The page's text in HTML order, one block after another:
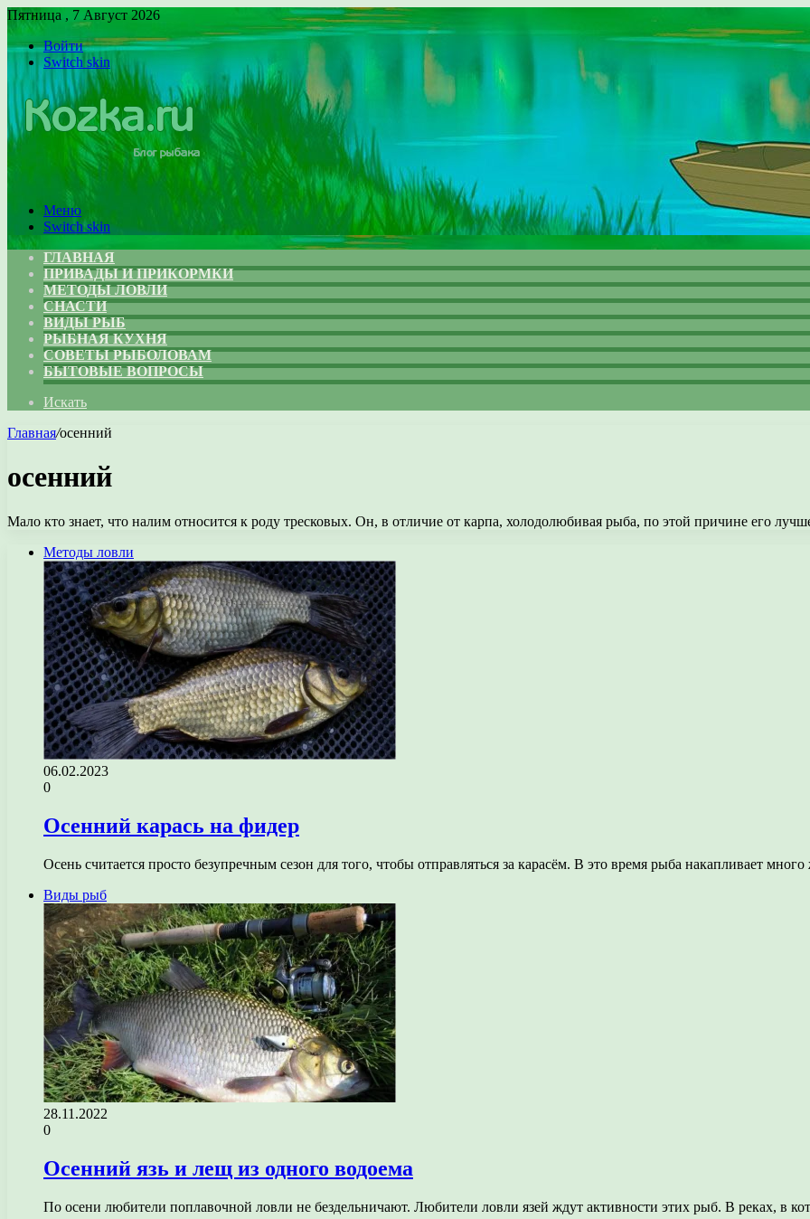
Пятница , 7 Август 2026
Войти
Switch skin
Меню
Switch skin
ГЛАВНАЯ
ПРИВАДЫ И ПРИКОРМКИ
МЕТОДЫ ЛОВЛИ
СНАСТИ
ВИДЫ РЫБ
РЫБНАЯ КУХНЯ
СОВЕТЫ РЫБОЛОВАМ
БЫТОВЫЕ ВОПРОСЫ
Искать
Главная/осенний
осенний
Мало кто знает, что налим относится к роду тресковых. Он, в отличие от карпа, холодолюбивая рыба, по этой причине его
Методы ловли
06.02.2023
0
Осенний карась на фидер
Осень считается просто безупречным сезон для того, чтобы отправляться за карасём. В это время рыба накапливает
Виды рыб
28.11.2022
0
Осенний язь и лещ из одного водоема
По осени любители поплавочной ловли не бездельничают. Любители ловли язей ждут активности этих рыб. В реках, в